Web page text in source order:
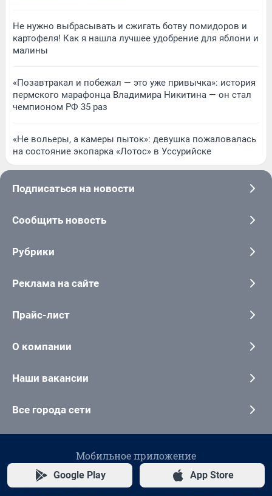
Не нужно выбрасывать и сжигать ботву помидоров и
картофеля! Как я нашла лучшее удобрение для яблони и
малины
«Позавтракал и побежал — это уже привычка»: история
пермского марафонца Владимира Никитина — он стал
чемпионом РФ 35 раз
«Не вольеры, а камеры пыток»: девушка пожаловалась
на состояние экопарка «Лотос» в Уссурийске
Подписаться на новости
Сообщить новость
Рубрики
Реклама на сайте
Прайс-лист
О компании
Наши вакансии
Все города сети
Мобильное приложение
Google Play App Store